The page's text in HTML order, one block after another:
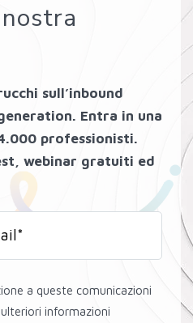
sull’inbound
Entra in una
professionisti.
webinar gratuiti ed
a queste comunicazioni
informazioni